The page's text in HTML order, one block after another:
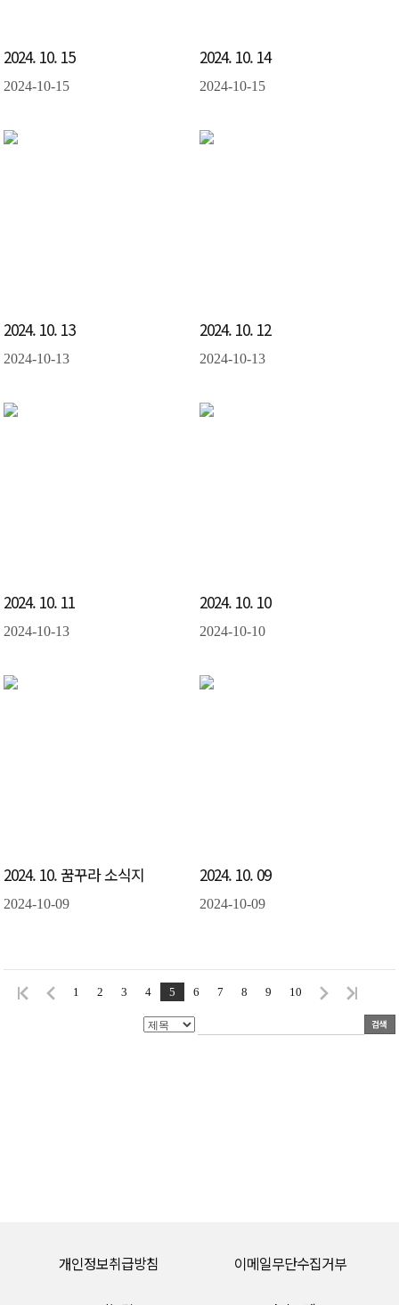
2024. 10. 15
2024-10-15
2024. 10. 14
2024-10-15
2024. 10. 13
2024-10-13
2024. 10. 12
2024-10-13
2024. 10. 11
2024-10-13
2024. 10. 10
2024-10-10
2024. 10. 꿈꾸라 소식지
2024-10-09
2024. 10. 09
2024-10-09
1 2 3 4 5 6 7 8 9 10
개인정보취급방침 이메일무단수집거부